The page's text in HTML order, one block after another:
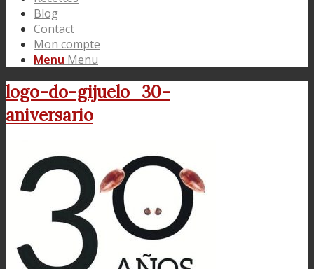
Blog
Contact
Mon compte
Menu Menu
logo-do-gijuelo_30-
aniversario